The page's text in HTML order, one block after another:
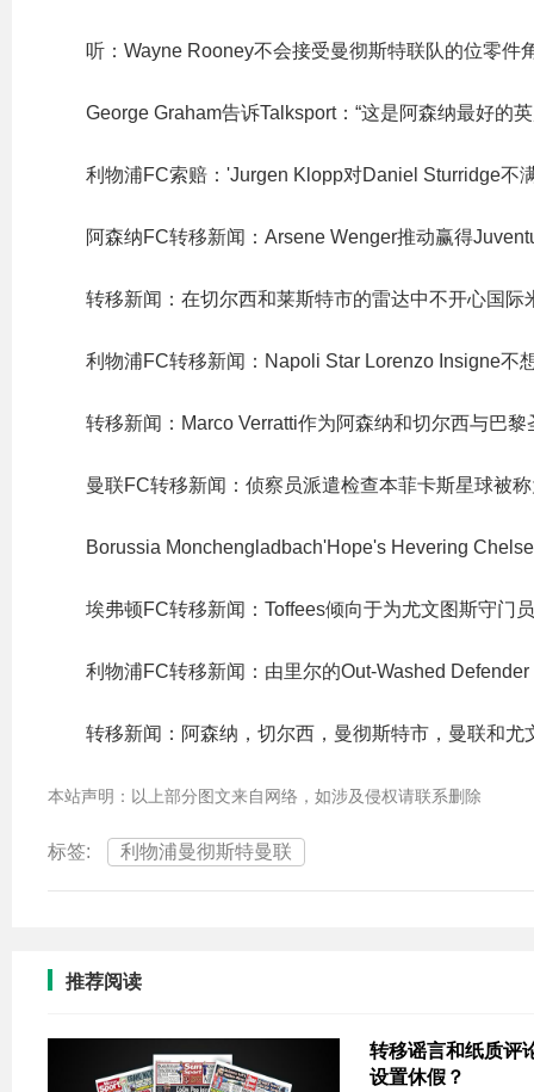
听：Wayne Rooney不会接受曼彻斯特联队的位零
George Graham告诉Talksport：“这是阿森纳最好的
利物浦FC索赔：'Jurgen Klopp对Daniel Sturridge不
阿森纳FC转移新闻：Arsene Wenger推动赢得
转移新闻：在切尔西和莱斯特市的雷达中不开心国际
利物浦FC转移新闻：Napoli Star Lorenzo Insigne不
转移新闻：Marco Verratti作为阿森纳和切尔西与巴
曼联FC转移新闻：侦察员派遣检查本菲卡斯星球被
Borussia Monchengladbach'Hope's Hevering
埃弗顿FC转移新闻：Toffees倾向于为尤文图斯守门
利物浦FC转移新闻：由里尔的Out-Washed
转移新闻：阿森纳，切尔西，曼彻斯特市，曼联和尤
本站声明：以上部分图文来自网络，如涉及侵权请联系删除
标签: 利物浦曼彻斯特曼联
推荐阅读
转移谣言和纸质评
设置休假？